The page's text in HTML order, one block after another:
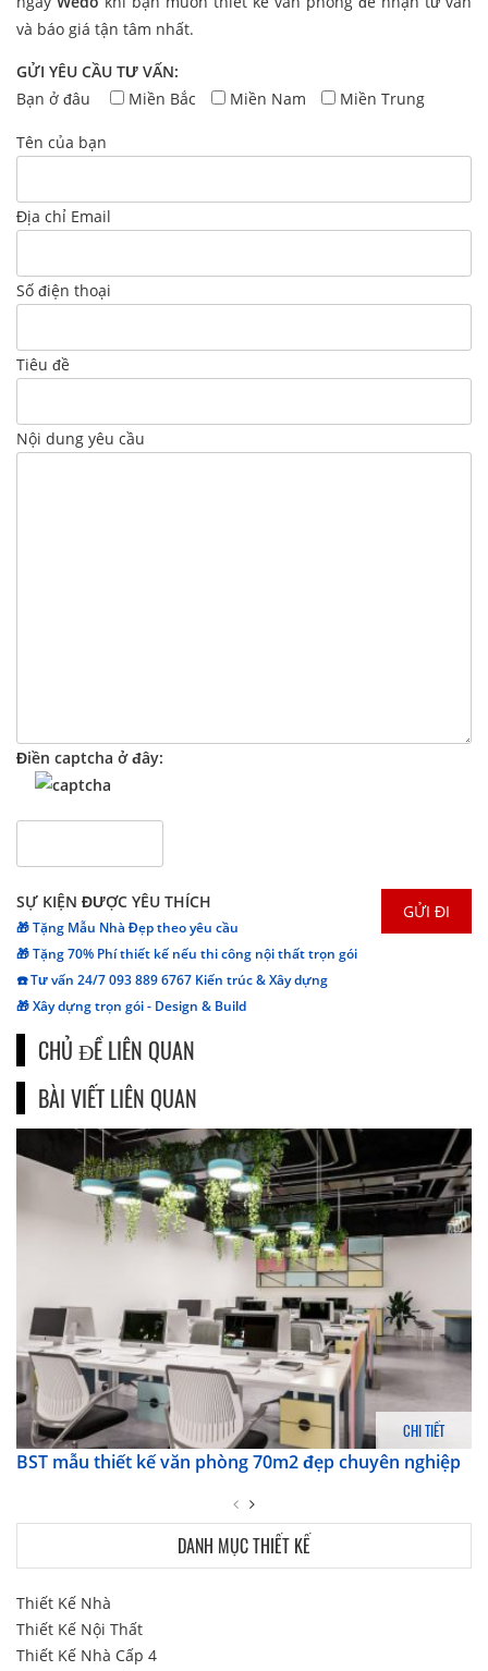
và báo giá tận tâm nhất.
GỬI YÊU CẦU TƯ VẤN:
Bạn ở đâu
Miền Bắc Miền Nam Miền Trung
Tên của bạn
Địa chỉ Email
Số điện thoại
Tiêu đề
Nội dung yêu cầu
Điền captcha ở đây:
SỰ KIỆN ĐƯỢC YÊU THÍCH
🎁 Tặng Mẫu Nhà Đẹp theo yêu cầu
🎁 Tặng 70% Phí thiết kế nếu thi công nội thất trọn gói
☎️ Tư vấn 24/7 093 889 6767 Kiến trúc & Xây dựng
🎁 Xây dựng trọn gói - Design & Build
CHỦ ĐỀ LIÊN QUAN
BÀI VIẾT LIÊN QUAN
CHI TIẾT
BST mẫu thiết kế văn phòng 70m2 đẹp chuyên nghiệp
DANH MỤC THIẾT KẾ
Thiết Kế Nhà
Thiết Kế Nội Thất
Thiết Kế Nhà Cấp 4